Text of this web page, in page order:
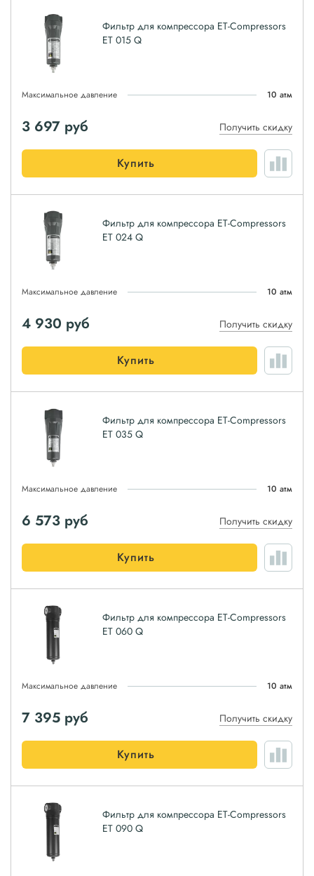
Фильтр для компрессора ET-Compressors
ET 015 Q
Максимальное давление 10 атм
3 697 руб Получить скидку
Купить
Фильтр для компрессора ET-Compressors
ET 024 Q
Максимальное давление 10 атм
4 930 руб Получить скидку
Купить
Фильтр для компрессора ET-Compressors
ET 035 Q
Максимальное давление 10 атм
6 573 руб Получить скидку
Купить
Фильтр для компрессора ET-Compressors
ET 060 Q
Максимальное давление 10 атм
7 395 руб Получить скидку
Купить
Фильтр для компрессора ET-Compressors
ET 090 Q